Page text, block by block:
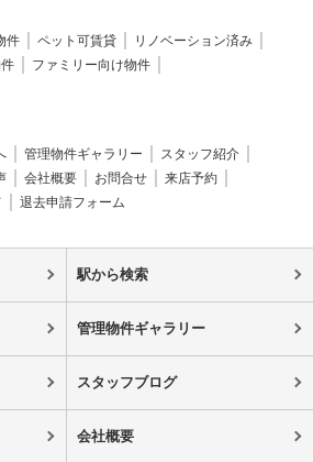
件 ペット可賃貸
リノベーション済み
ファミリー向け物件
管理物件ギャラリー
スタッフ紹介
会社概要 お問合せ
来店予約
退去申請フォーム
駅から検索
管理物件ギャラリー
スタッフブログ
会社概要